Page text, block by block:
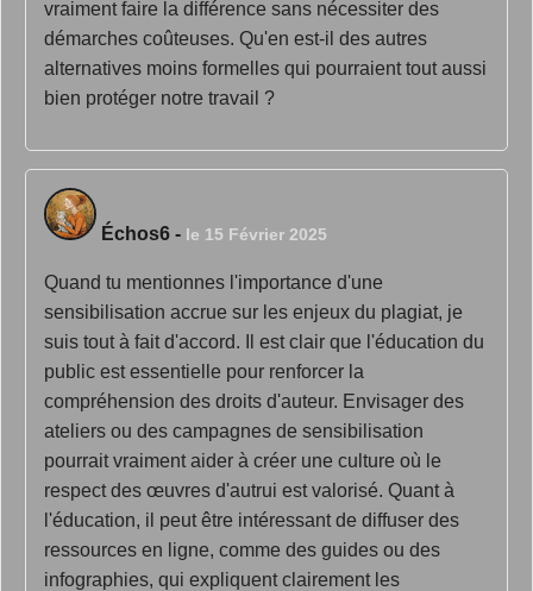
vraiment faire la différence sans nécessiter des
démarches coûteuses. Qu'en est-il des autres
alternatives moins formelles qui pourraient tout aussi
bien protéger notre travail ?
Échos6 - le 15 Février 2025
Quand tu mentionnes l'importance d'une
sensibilisation accrue sur les enjeux du plagiat, je
suis tout à fait d'accord. Il est clair que l'éducation du
public est essentielle pour renforcer la
compréhension des droits d'auteur. Envisager des
ateliers ou des campagnes de sensibilisation
pourrait vraiment aider à créer une culture où le
respect des œuvres d'autrui est valorisé. Quant à
l'éducation, il peut être intéressant de diffuser des
ressources en ligne, comme des guides ou des
infographies, qui expliquent clairement les